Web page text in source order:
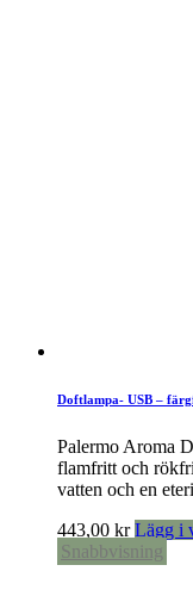
Doftlampa- USB –
Palermo Aroma
flamfritt och
vatten och en
443,00 kr Lägg i
Snabbvisning